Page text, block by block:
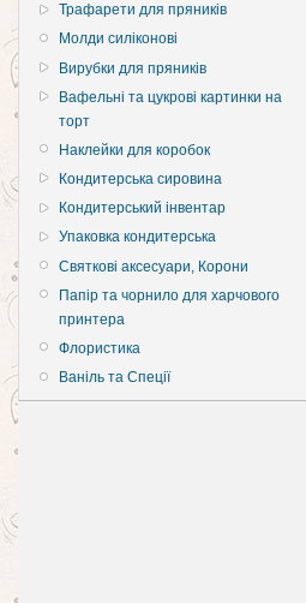
Трафарети для пряників
Молди силіконові
Вирубки для пряників
Вафельні та цукрові картинки на
торт
Наклейки для коробок
Кондитерська сировина
Кондитерський інвентар
Упаковка кондитерська
Святкові аксесуари, Корони
Папір та чорнило для харчового
принтера
Флористика
Ваніль та Спеції